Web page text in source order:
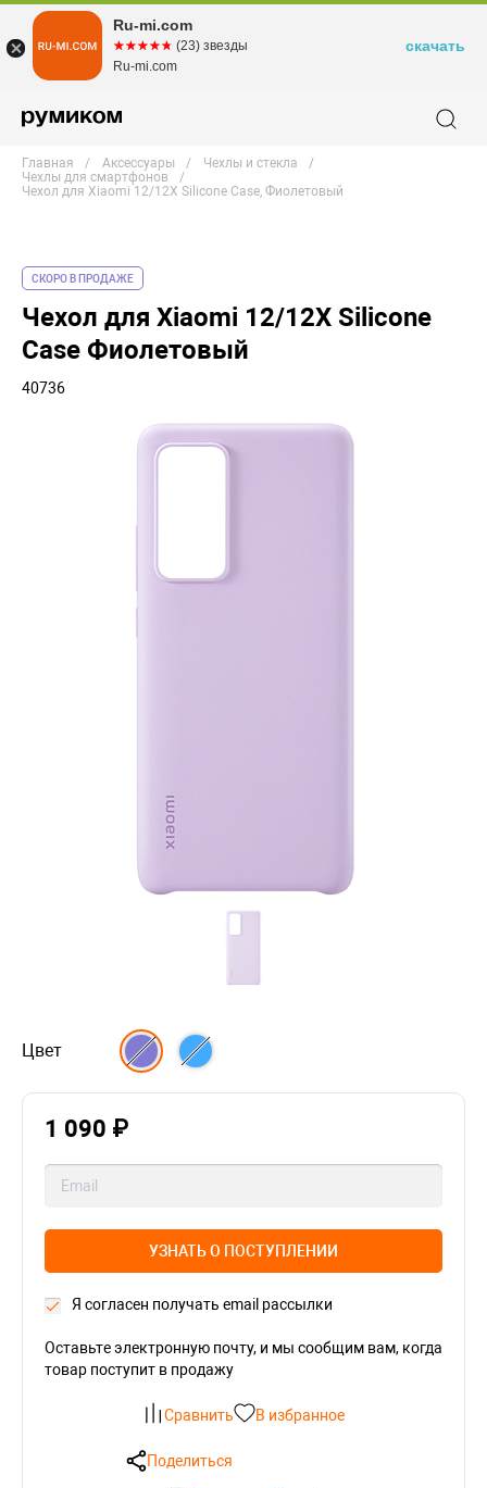
Главная Аксессуары
Чехлы и стекла
Чехлы для смартфонов
Чехол для Xiaomi 12/12X Silicone Case, Фиолетовый
СКОРО В ПРОДАЖЕ
Чехол для Xiaomi 12/12X Silicone
Case Фиолетовый
40736
Цвет
1 090 ₽
УЗНАТЬ О ПОСТУПЛЕНИИ
Я согласен получать email рассылки
Оставьте электронную почту, и мы сообщим вам, когда
товар поступит в продажу
Сравнить В избранное
Поделиться
Ru-mi.com
☆☆☆☆☆
★★★★★ (23) звезды
Ru-mi.com
скачать